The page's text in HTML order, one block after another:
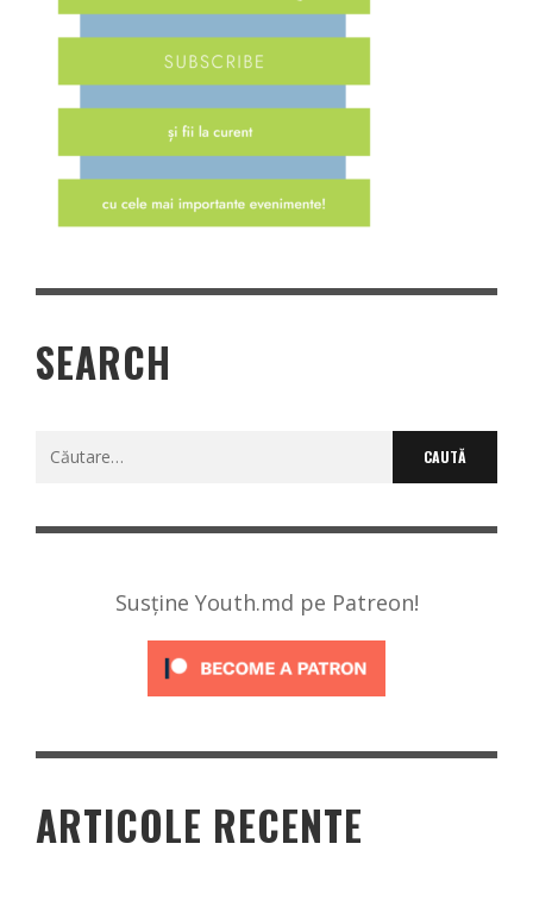
SEARCH
Caută
Susține Youth.md pe Patreon!
ARTICOLE RECENTE